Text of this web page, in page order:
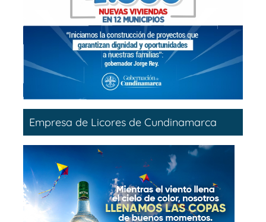
Empresa de Licores de Cundinamarca